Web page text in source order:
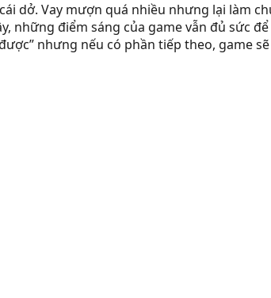
dở. Vay mượn quá nhiều nhưng lại làm
những điểm sáng của game vẫn đủ sức
nhưng nếu có phần tiếp theo, game